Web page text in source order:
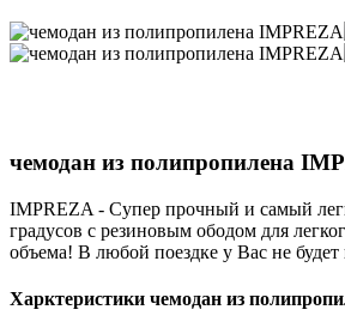
чемодан из полипропилена
IMPREZA - Супер прочный и самый
градусов с резиновым ободом для
объема! В любой поездке у Вас не
Харктеристики чемодан из